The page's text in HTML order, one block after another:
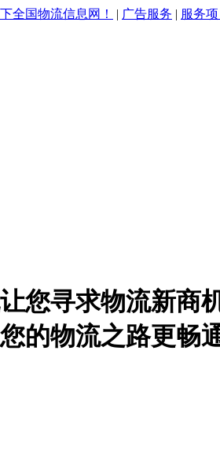
全国物流信息网！ | 广告服务 | 服务
您寻求物流新商
的物流之路更畅